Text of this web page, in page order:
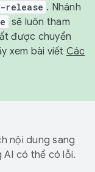
release . Nhánh
sẽ luôn tham
được chuyển
xem bài viết Các
nội dung sang
AI có thể có lỗi.